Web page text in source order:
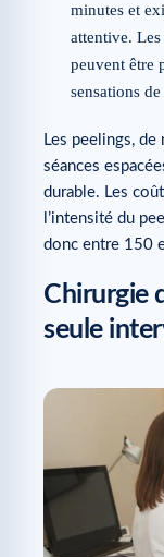
minutes et
attentive.
peuvent être
sensations
Les peelings,
séances
durable. Les
l’intensité du
donc entre 150
Chirurgie
seule